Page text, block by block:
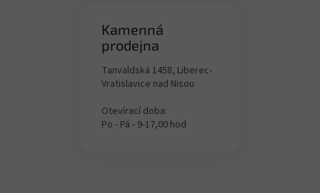
Kamenná
prodejna
Tanvaldská 1458, Liberec-
Vratislavice nad Nisou
Otevírací doba:
Po - Pá - 9-17,00 hod